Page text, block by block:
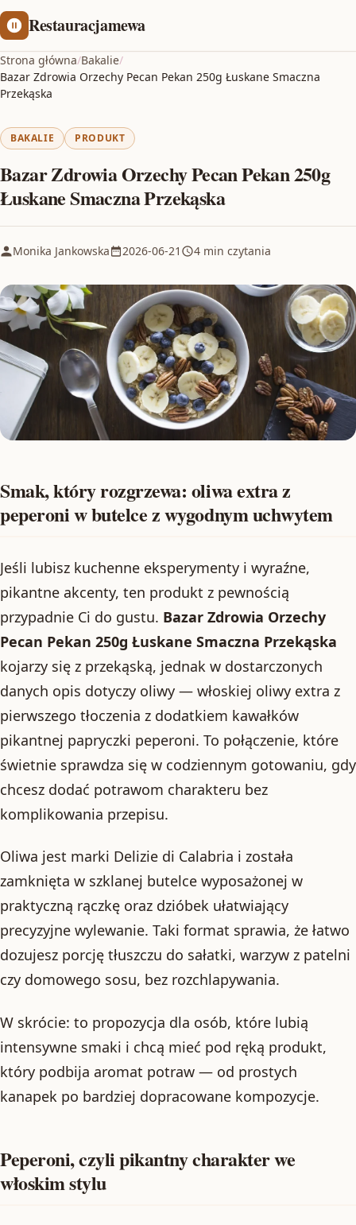
Restauracjamewa
Strona główna/Bakalie/
Bazar Zdrowia Orzechy Pecan Pekan 250g Łuskane Smaczna
Przekąska
BAKALIE PRODUKT
Bazar Zdrowia Orzechy Pecan Pekan 250g
Łuskane Smaczna Przekąska
Monika Jankowska 2026-06-21 4 min czytania
Smak, który rozgrzewa: oliwa extra z
peperoni w butelce z wygodnym uchwytem
Jeśli lubisz kuchenne eksperymenty i wyraźne,
pikantne akcenty, ten produkt z pewnością
przypadnie Ci do gustu. Bazar Zdrowia Orzechy
Pecan Pekan 250g Łuskane Smaczna Przekąska
kojarzy się z przekąską, jednak w dostarczonych
danych opis dotyczy oliwy — włoskiej oliwy extra z
pierwszego tłoczenia z dodatkiem kawałków
pikantnej papryczki peperoni. To połączenie, które
świetnie sprawdza się w codziennym gotowaniu, gdy
chcesz dodać potrawom charakteru bez
komplikowania przepisu.
Oliwa jest marki Delizie di Calabria i została
zamknięta w szklanej butelce wyposażonej w
praktyczną rączkę oraz dzióbek ułatwiający
precyzyjne wylewanie. Taki format sprawia, że łatwo
dozujesz porcję tłuszczu do sałatki, warzyw z patelni
czy domowego sosu, bez rozchlapywania.
W skrócie: to propozycja dla osób, które lubią
intensywne smaki i chcą mieć pod ręką produkt,
który podbija aromat potraw — od prostych
kanapek po bardziej dopracowane kompozycje.
Peperoni, czyli pikantny charakter we
włoskim stylu